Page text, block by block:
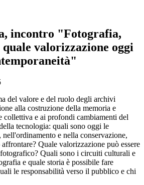
incontro "Fotografia,
valorizzazione oggi
del valore e del ruolo degli archivi
alla costruzione della memoria e
collettiva e ai profondi cambiamenti del
tecnologia: quali sono oggi le
nell'ordinamento e nella conservazione,
Quale valorizzazione può essere
Quali sono i circuiti culturali e
e quale storia è possibile fare
le responsabilità verso il pubblico e chi